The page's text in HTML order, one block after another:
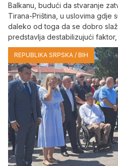
Balkanu, budući da stvaranje
Tirana-Priština, u uslovima gdje
daleko od toga da se dobro
predstavlja destabilizujući faktor,
REPUBLIKA SRPSKA / BIH